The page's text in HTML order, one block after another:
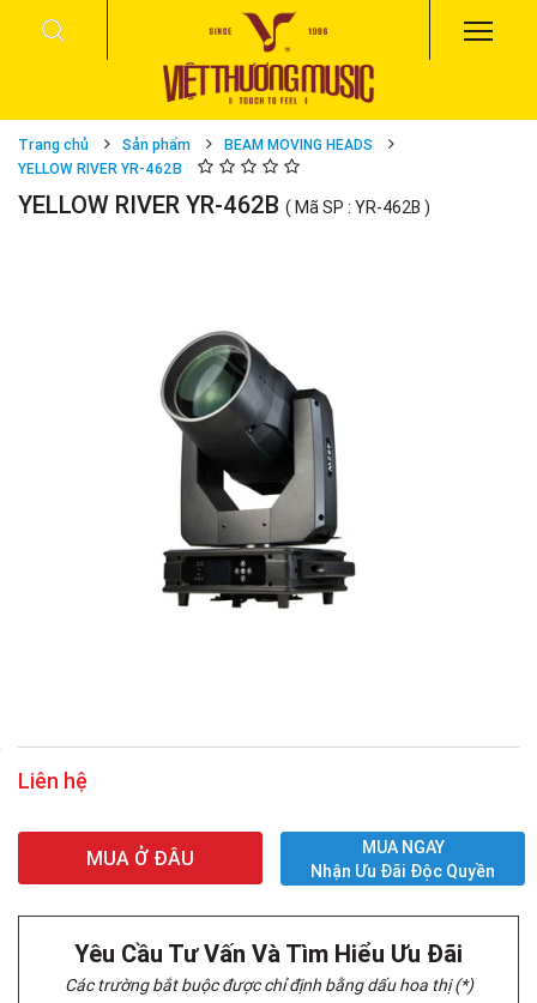
Trang chủ Sản phẩm
BEAM MOVING HEADS
YELLOW RIVER YR-462B
YELLOW RIVER YR-462B ( Mã SP : YR-462B )
Liên hệ
MUA Ở ĐÂU
MUA NGAY
Nhận Ưu Đãi Độc Quyền
Yêu Cầu Tư Vấn Và Tìm Hiểu Ưu Đãi
Các trường bắt buộc được chỉ định bằng dấu hoa thị (*)